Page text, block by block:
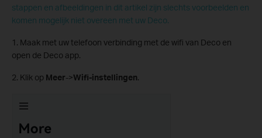
stappen en afbeeldingen in dit artikel zijn slechts voorbeelden en
komen mogelijk niet overeen met uw Deco.
1. Maak met uw telefoon verbinding met de wifi van Deco en
open de Deco app.
2. Klik op Meer->Wifi-instellingen.